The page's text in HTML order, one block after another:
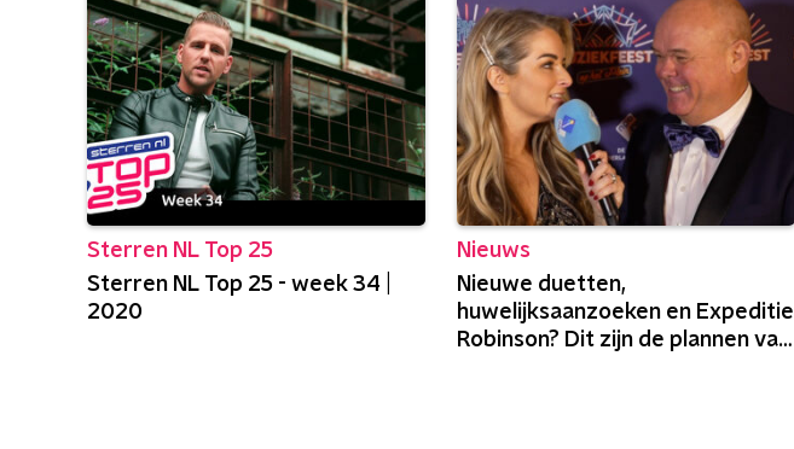
Sterren NL Top 25
Sterren NL Top 25 - week 34 |
2020
Nieuws
Nieuwe duetten,
huwelijksaanzoeken en Expeditie
Robinson? Dit zijn de plannen van